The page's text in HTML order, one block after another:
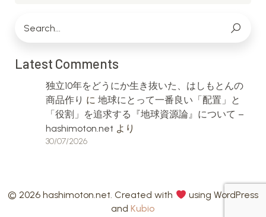
Latest Comments
独立10年をどうにか生き抜いた、はしもとんの
商品作り に 地球にとって一番良い「配置」と
「役割」を追求する『地球資源論』について –
hashimoton.net より
30/07/2026
© 2026 hashimoton.net. Created with
using WordPress
and Kubio